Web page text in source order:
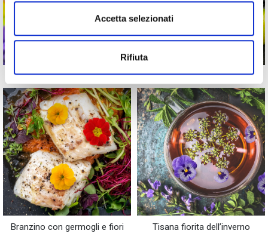
Accetta selezionati
Rifiuta
Marmellata di Violette Edibili Gin Orange
Branzino con germogli e fiori Tisana fiorita dell’inverno